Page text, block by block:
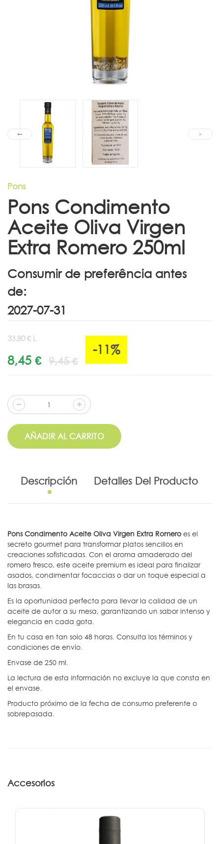
Pons
Pons Condimento
Aceite Oliva Virgen
Extra Romero 250ml
Consumir de preferência antes
de:
33,80 € L
8,45 € 9,45 €
-11%
AÑADIR AL CARRITO
Descripción Detalles Del Producto
Pons Condimento Aceite Oliva Virgen Extra Romero es el
secreto gourmet para transformar platos sencillos en
creaciones sofisticadas. Con el aroma amaderado del
romero fresco, este aceite premium es ideal para finalizar
asados, condimentar focaccias o dar un toque especial a
las brasas.
Es la oportunidad perfecta para llevar la calidad de un
aceite de autor a su mesa, garantizando un sabor intenso y
elegancia en cada gota.
En tu casa en tan solo 48 horas. Consulta los términos y
condiciones de envío.
Envase de 250 ml.
La lectura de esta información no excluye la que consta en
el envase.
Producto próximo de la fecha de consumo preferente o
sobrepasada.
Accesorios